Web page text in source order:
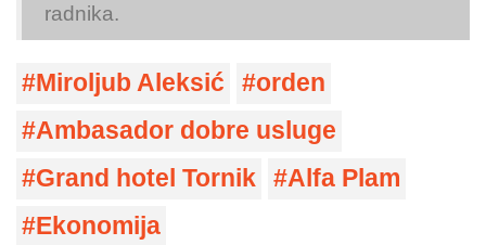
radnika.
Miroljub Aleksić
orden
Ambasador dobre usluge
Grand hotel Tornik
Alfa Plam
Ekonomija